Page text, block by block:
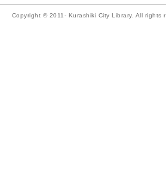
Copyright © 2011- Kurashiki City Library. All rights